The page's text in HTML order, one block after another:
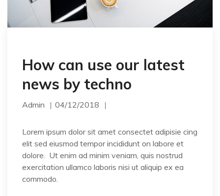
How can use our latest
news by techno
Admin 04/12/2018
Lorem ipsum dolor sit amet consectet adipisie cing
elit sed eiusmod tempor incididunt on labore et
dolore. Ut enim ad minim veniam, quis nostrud
exercitation ullamco laboris nisi ut aliquip ex ea
commodo.